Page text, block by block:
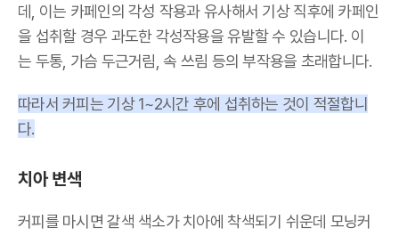
데, 이는 카페인의 각성 작용과 유사해서 기상 직후에 카페인
을 섭취할 경우 과도한 각성작용을 유발할 수 있습니다. 이
는 두통, 가슴 두근거림, 속 쓰림 등의 부작용을 초래합니다.
따라서 커피는 기상 1~2시간 후에 섭취하는 것이 적절합니
다.
치아 변색
커피를 마시면 갈색 색소가 치아에 착색되기 쉬운데 모닝커